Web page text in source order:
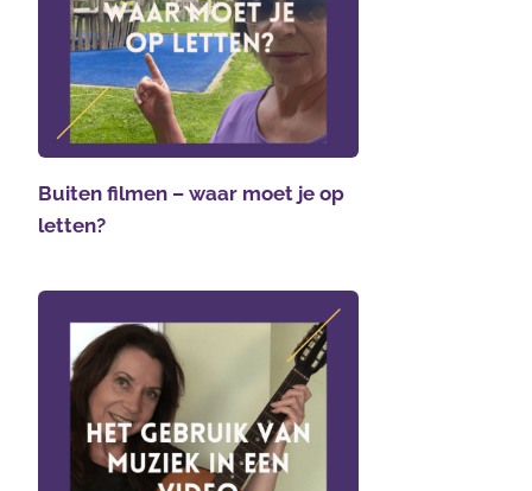
Buiten filmen – waar moet je op
letten?